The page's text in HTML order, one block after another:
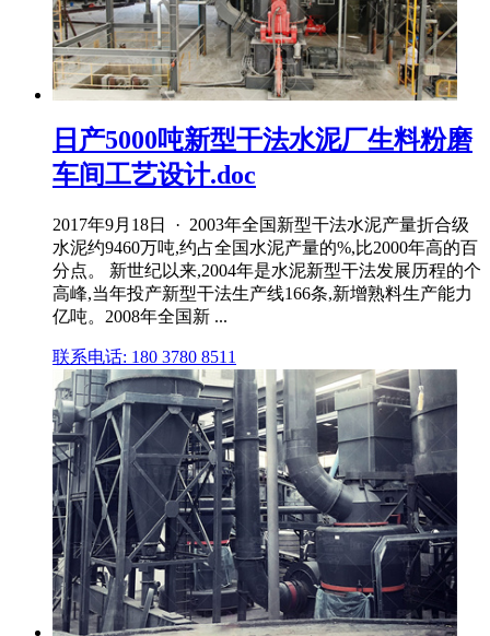
日产5000吨新型干法水泥厂生料粉磨
车间工艺设计.doc
2017年9月18日 · 2003年全国新型干法水泥产量折合级
水泥约9460万吨,约占全国水泥产量的%,比2000年高的百
分点。 新世纪以来,2004年是水泥新型干法发展历程的个
高峰,当年投产新型干法生产线166条,新增熟料生产能力
亿吨。2008年全国新 ...
联系电话: 180 3780 8511